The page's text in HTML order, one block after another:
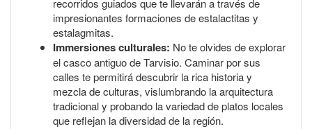
recorridos guiados que te llevarán a través de
impresionantes formaciones de estalactitas y
estalagmitas.
Immersiones culturales: No te olvides de explorar
el casco antiguo de Tarvisio. Caminar por sus
calles te permitirá descubrir la rica historia y
mezcla de culturas, vislumbrando la arquitectura
tradicional y probando la variedad de platos locales
que reflejan la diversidad de la región.